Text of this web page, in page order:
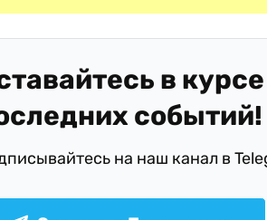
в курсе
событий!
на наш канал в